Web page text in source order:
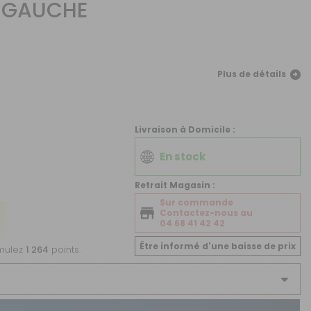
Plus de détails
1 264 points.
Livraison à Domicile :
En stock
Retrait Magasin :
Sur commande
Contactez-nous au
04 68 41 42 42
Être informé d'une baisse de prix